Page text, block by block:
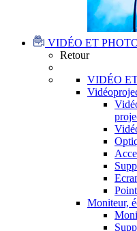
VIDÉO ET
Retour
VIDÉO
Moniteur,